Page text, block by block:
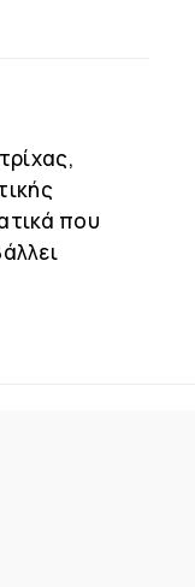
που